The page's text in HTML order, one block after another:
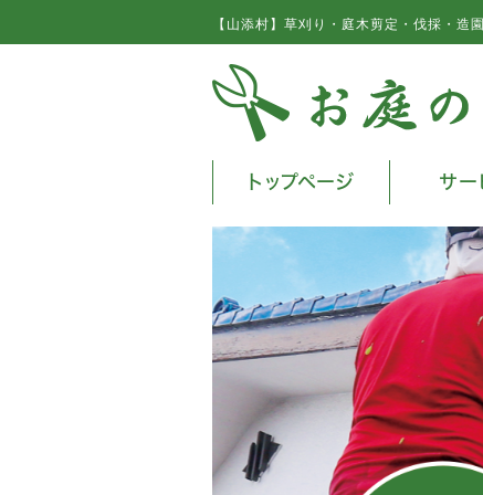
【山添村】草刈り・庭木剪定・伐採・造
トップページ サー